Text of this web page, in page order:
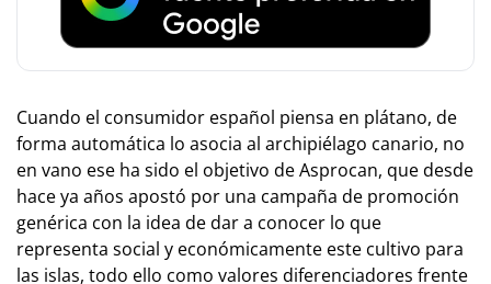
Cuando el consumidor español piensa en plátano, de
forma automática lo asocia al archipiélago canario, no
en vano ese ha sido el objetivo de Asprocan, que desde
hace ya años apostó por una campaña de promoción
genérica con la idea de dar a conocer lo que
representa social y económicamente este cultivo para
las islas, todo ello como valores diferenciadores frente